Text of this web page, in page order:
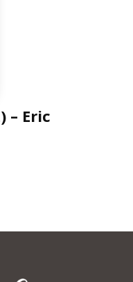
– Eric